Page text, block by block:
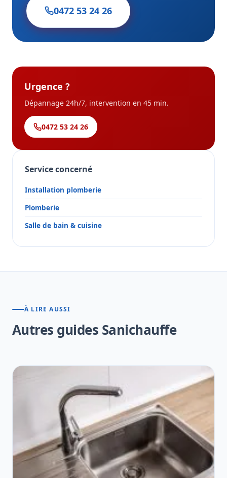
0472 53 24 26
Urgence ?
Dépannage 24h/7, intervention en 45 min.
0472 53 24 26
Service concerné
Installation plomberie
Plomberie
Salle de bain & cuisine
À LIRE AUSSI
Autres guides Sanichauffe